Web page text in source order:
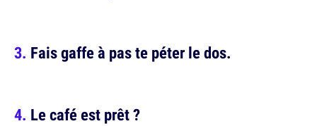
Fais gaffe à pas te péter le dos.
Le café est prêt ?